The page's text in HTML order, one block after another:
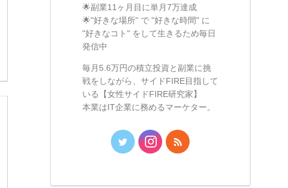
🌟副業11ヶ月目に単月7万達成
🌟"好きな場所" で "好きな時間" に
"好きなコト" をして生きるため毎日
発信中
毎月5.6万円の積立投資と副業に挑
戦をしながら、サイドFIRE目指して
いる【女性サイドFIRE研究家】
本業はIT企業に務めるマーケター。